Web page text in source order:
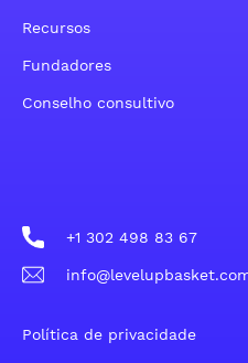
Recursos
Fundadores
Conselho consultivo
+1 302 498 83 67
Política de privacidade